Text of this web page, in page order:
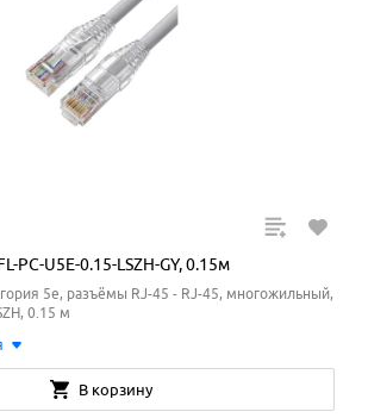
PC-U5E-0.15-LSZH-GY, 0.15м
5e, разъёмы RJ-45 - RJ-45, многожильный,
0.15 м
В корзину